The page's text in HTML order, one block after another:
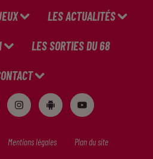
LES ACTUALITÉS
LES SORTIES DU 68
Mentions légales Plan du site